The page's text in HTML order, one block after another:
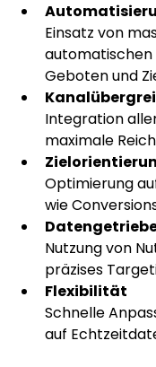
Einsatz von
automatischen
Geboten und
Integration
maximale
Optimierung
wie
Nutzung von
präzises
Flexibilität
Schnelle
auf